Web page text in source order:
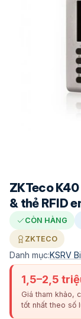
ZKTeco
& thẻ RFID
CÒN HÀNG
ZKTECO
Danh mục:KSRV
1,5–2,5
Giá tham khảo,
tốt nhất theo số